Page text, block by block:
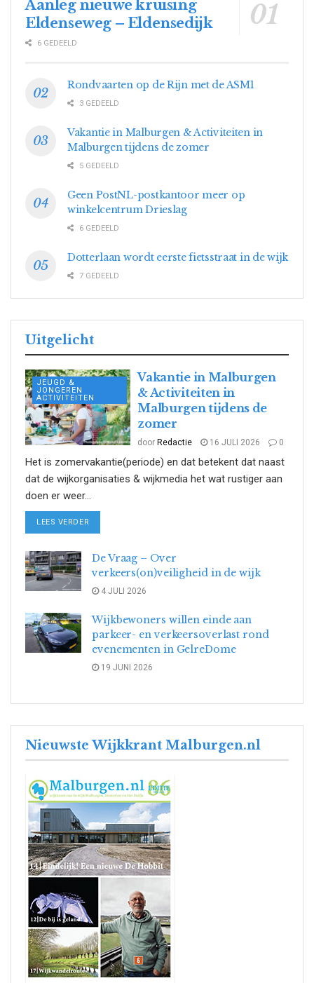
Aanleg nieuwe kruising
Eldenseweg – Eldensedijk
6 GEDEELD
Rondvaarten op de Rijn met de ASM1
3 GEDEELD
Vakantie in Malburgen & Activiteiten in
Malburgen tijdens de zomer
5 GEDEELD
Geen PostNL-postkantoor meer op
winkelcentrum Drieslag
6 GEDEELD
Dotterlaan wordt eerste fietsstraat in de wijk
7 GEDEELD
Uitgelicht
JEUGD &
JONGEREN
ACTIVITEITEN
Vakantie in Malburgen
& Activiteiten in
Malburgen tijdens de
zomer
door Redactie 16 JULI 2026 0
Het is zomervakantie(periode) en dat betekent dat naast
dat de wijkorganisaties & wijkmedia het wat rustiger aan
doen er weer...
LEES VERDER
De Vraag – Over
verkeers(on)veiligheid in de wijk
4 JULI 2026
Wijkbewoners willen einde aan
parkeer- en verkeersoverlast rond
evenementen in GelreDome
19 JUNI 2026
Nieuwste Wijkkrant Malburgen.nl